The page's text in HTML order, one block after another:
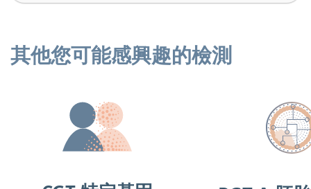
其他您可能感興趣的檢測